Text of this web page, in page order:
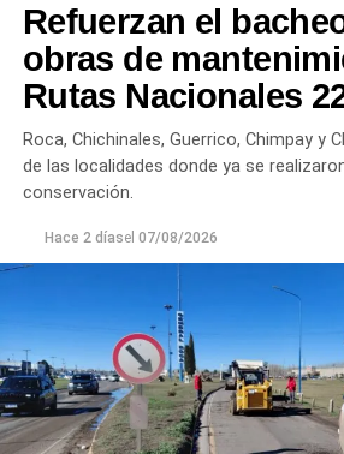
Refuerzan el
obras de
Rutas Nacionales
Roca, Chichinales, Guerrico, Chimpay y
de las localidades donde ya se
conservación.
Hace 2 díasel 07/08/2026